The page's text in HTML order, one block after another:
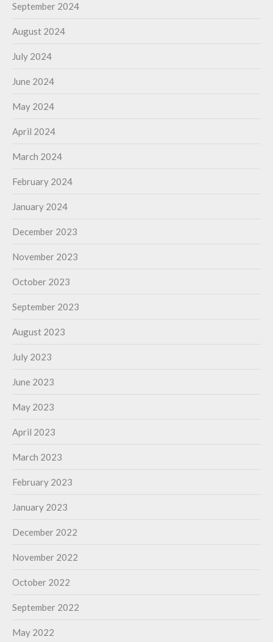
September 2024
August 2024
July 2024
June 2024
May 2024
April 2024
March 2024
February 2024
January 2024
December 2023
November 2023
October 2023
September 2023
August 2023
July 2023
June 2023
May 2023
April 2023
March 2023
February 2023
January 2023
December 2022
November 2022
October 2022
September 2022
May 2022